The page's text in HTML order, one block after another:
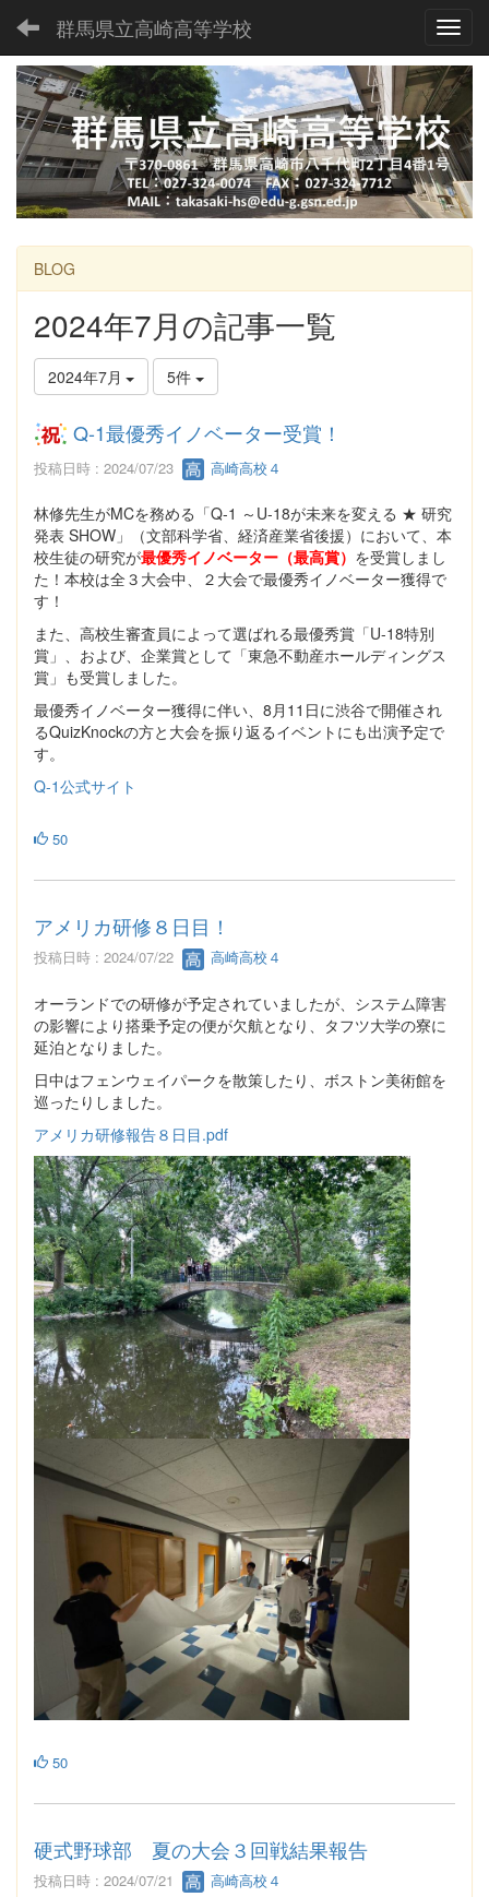
群馬県立高崎高等学校
BLOG
2024年7月の記事一覧
2024年7月 5件
Q-1最優秀イノベーター受賞！
投稿日時 : 2024/07/23 高崎高校４
林修先生がMCを務める「Q-1 ～U-18が未来を変える ★ 研究
発表 SHOW」（文部科学省、経済産業省後援）において、本
校生徒の研究が最優秀イノベーター（最高賞） を受賞しまし
た！本校は全３大会中、２大会で最優秀イノベーター獲得で
す！
また、高校生審査員によって選ばれる最優秀賞「U-18特別
賞」、および、企業賞として「東急不動産ホールディングス
賞」も受賞しました。
最優秀イノベーター獲得に伴い、8月11日に渋谷で開催され
るQuizKnockの方と大会を振り返るイベントにも出演予定で
す。
Q-1公式サイト
50
アメリカ研修８日目！
投稿日時 : 2024/07/22 高崎高校４
オーランドでの研修が予定されていましたが、システム障害
の影響により搭乗予定の便が欠航となり、タフツ大学の寮に
延泊となりました。
日中はフェンウェイパークを散策したり、ボストン美術館を
巡ったりしました。
アメリカ研修報告８日目.pdf
50
硬式野球部 夏の大会３回戦結果報告
投稿日時 : 2024/07/21 高崎高校４